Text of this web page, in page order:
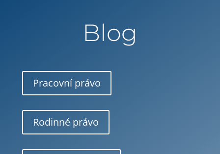
Blog
Pracovní právo
Rodinné právo